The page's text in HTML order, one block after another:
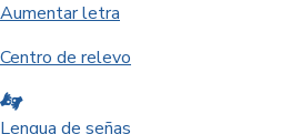
Aumentar letra
Centro de relevo
Lengua de señas